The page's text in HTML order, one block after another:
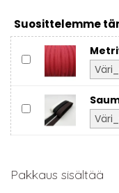
Suosittelemme
Pakkaus sisältää